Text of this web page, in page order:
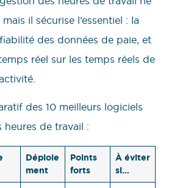
il sécurise l’essentiel : la
des données de paie, et
réel sur les temps réels de
des 10 meilleurs logiciels
heures de travail :
Déploie
ment
Points
forts
À éviter
si…